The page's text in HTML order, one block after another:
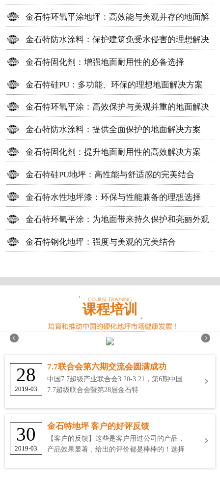
金石特环氧平涂地坪：高效能与美观并存的地面解
决方案
金石特防水涂料：保护建筑免受水侵害的理想解决
方案
金石特固化剂：增强地面耐用性的必备选择
金石特硅PU：多功能、环保的理想地面解决方案
金石特环氧平涂：高效保护与美观并重的地面解决
方案
金石特防水涂料：提供全面保护的地面解决方案
金石特固化剂：提升地面耐用性的高效解决方案
金石特硅PU地坪：高性能与舒适感的完美结合
金石特水性地坪漆：环保与性能兼备的理想选择
金石特环氧平涂：为地面带来持久保护和亮丽外观
金石特钢化地坪：强度与美观的完美结合
课程培训
28
2019-03
7.7联合会第六期交流会圆满成功
中国7.7超级产业联合会3.20-3.21，第6期中国
7.7超级联合会暨第28届金石特
30
2019-03
金石特地坪 客户的好评反馈
【客户的反馈】这些是客户用过公司的产品，
产品效果显著，给出的评价都是棒棒的！选择